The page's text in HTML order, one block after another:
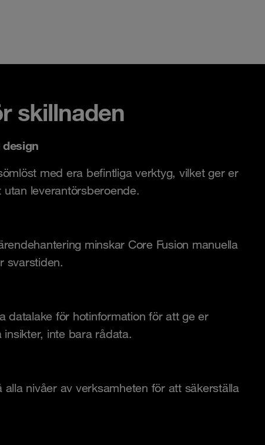
skillnaden
med era befintliga verktyg, vilket ger er
leverantörsberoende.
minskar Core Fusion manuella
svarstiden.
datalake för hotinformation för att ge er
inte bara rådata.
nivåer av verksamheten för att säkerställa